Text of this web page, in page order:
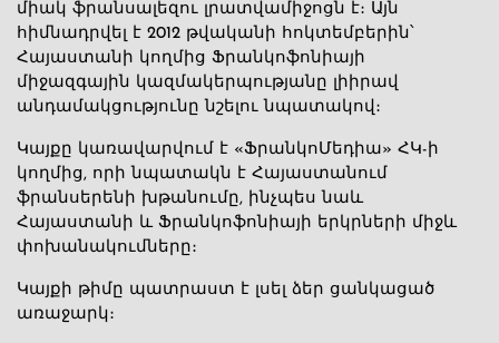
միակ ֆրանսալեզու լրատվամիջոցն է։ Այն
հիմնադրվել է 2012 թվականի հոկտեմբերին՝
Հայաստանի կողմից Ֆրանկոֆոնիայի
միջազգային կազմակերպությանը լիիրավ
անդամակցությունը նշելու նպատակով։
Կայքը կառավարվում է «ՖրանկոՄեդիա» ՀԿ-ի
կողմից, որի նպատակն է Հայաստանում
ֆրանսերենի խթանումը, ինչպես նաև
Հայաստանի և Ֆրանկոֆոնիայի երկրների միջև
փոխանակումները։
Կայքի թիմը պատրաստ է լսել ձեր ցանկացած
առաջարկ։